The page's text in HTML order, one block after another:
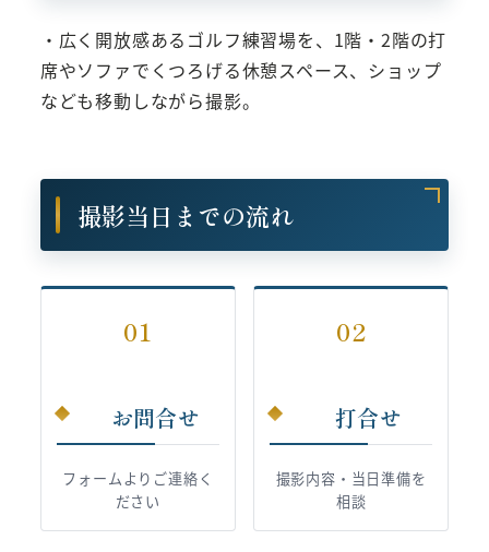
・広く開放感あるゴルフ練習場を、1階・2階の打
席やソファでくつろげる休憩スペース、ショップ
なども移動しながら撮影。
撮影当日までの流れ
01
お問合せ
フォームよりご連絡く
ださい
02
打合せ
撮影内容・当日準備を
相談